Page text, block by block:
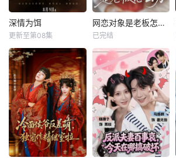
深情为饵
更新至第08集
网恋对象是老板怎么办
已完结